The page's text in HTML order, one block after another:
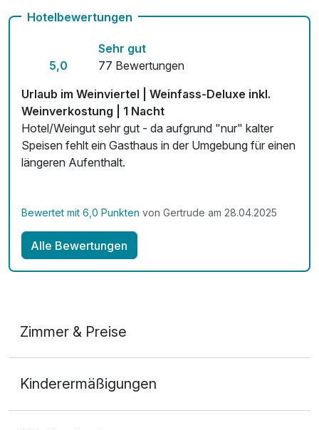
besondere Ambiente genießen, bevor es wieder an die
einem einzigartigen Urlaub hier bei uns am Winzerhof
Küssler in Stillfried/Grub an der March, dem ältesten
Copyright_Küssler
Mit Hotelbar
Hotelbewertungen
5,0
Sehr gut
77 Bewertungen
Urlaub im Weinviertel | Weinfass-Deluxe inkl.
Weinverkostung | 1 Nacht
Hotel/Weingut sehr gut - da aufgrund "nur" kalter
Speisen fehlt ein Gasthaus in der Umgebung für einen
längeren Aufenthalt.
Bewertet mit 6,0 Punkten von Gertrude am 28.04.2025
Alle Bewertungen
Zimmer & Preise
2 Erwachsene
Kinderermäßigungen